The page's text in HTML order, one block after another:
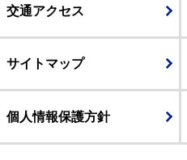
交通アクセス
サイトマップ
個人情報保護方針